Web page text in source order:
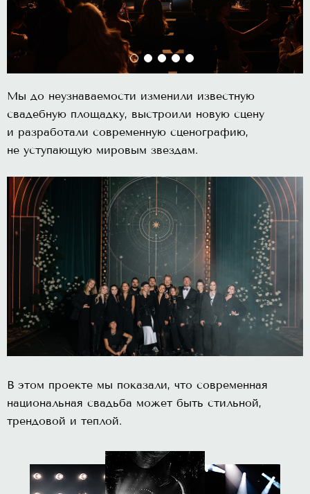
Мы до неузнаваемости изменили известную
свадебную площадку, выстроили новую сцену
и разработали современную сценографию,
не уступающую мировым звездам.
В этом проекте мы показали, что современная
национальная свадьба может быть стильной,
трендовой и теплой.